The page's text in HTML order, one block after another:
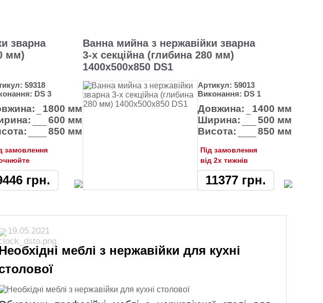
зварна
мм)
59318
DS 3
1800 мм
600 мм
850 мм
замовлення
грн.
Ванна мийна з нержавійки зварна
3-х секційна (глибина 280 мм)
1400х500х850 DS1
Артикул: 59013
Виконання: DS 1
Довжина:
1400 мм
Ширина:
500 мм
Висота:
850 мм
Під замовлення
від 2х тижнів
11377 грн.
19.05.2021
меблі з нержавійки для кухні